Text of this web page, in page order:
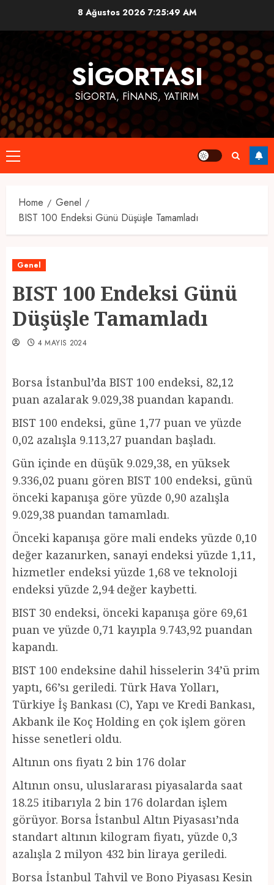
8 Ağustos 2026 7:25:49 AM
SIGORTASI
SIGORTA, FINANS, YATIRIM
Primary
Menu
Home
Genel
BIST 100 Endeksi Günü Düşüşle Tamamladı
Genel
BIST 100 Endeksi Günü
Düşüşle Tamamladı
4 MAYIS 2024
Borsa İstanbul’da BIST 100 endeksi, 82,12
puan azalarak 9.029,38 puandan kapandı.
BIST 100 endeksi, güne 1,77 puan ve yüzde
0,02 azalışla 9.113,27 puandan başladı.
Gün içinde en düşük 9.029,38, en yüksek
9.336,02 puanı gören BIST 100 endeksi, günü
önceki kapanışa göre yüzde 0,90 azalışla
9.029,38 puandan tamamladı.
Önceki kapanışa göre mali endeks yüzde 0,10
değer kazanırken, sanayi endeksi yüzde 1,11,
hizmetler endeksi yüzde 1,68 ve teknoloji
endeksi yüzde 2,94 değer kaybetti.
BIST 30 endeksi, önceki kapanışa göre 69,61
puan ve yüzde 0,71 kayıpla 9.743,92 puandan
kapandı.
BIST 100 endeksine dahil hisselerin 34’ü prim
yaptı, 66’sı geriledi. Türk Hava Yolları,
Türkiye İş Bankası (C), Yapı ve Kredi Bankası,
Akbank ile Koç Holding en çok işlem gören
hisse senetleri oldu.
Altının ons fiyatı 2 bin 176 dolar
Altının onsu, uluslararası piyasalarda saat
18.25 itibarıyla 2 bin 176 dolardan işlem
görüyor. Borsa İstanbul Altın Piyasası’nda
standart altının kilogram fiyatı, yüzde 0,3
azalışla 2 milyon 432 bin liraya geriledi.
Borsa İstanbul Tahvil ve Bono Piyasası Kesin